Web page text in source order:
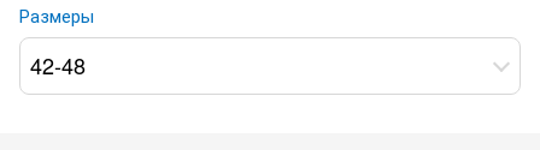
Размеры
42-48